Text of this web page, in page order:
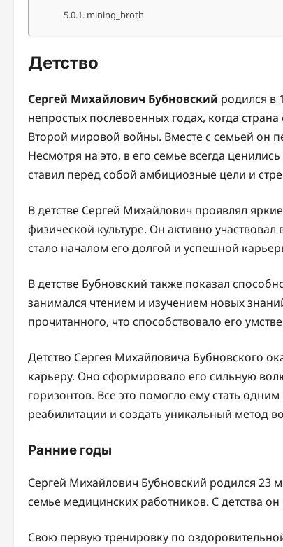
mining_broth
Детство
Сергей Михайлович Бубновский родился в
непростых послевоенных годах, когда
Второй мировой войны. Вместе с семьей он
Несмотря на это, в его семье всегда
ставил перед собой амбициозные цели и
В детстве Сергей Михайлович проявлял
физической культуре. Он активно
стало началом его долгой и успешной
В детстве Бубновский также показал
занимался чтением и изучением новых
прочитанного, что способствовало его
Детство Сергея Михайловича Бубновского
карьеру. Оно сформировало его сильную
горизонтов. Все это помогло ему стать
реабилитации и создать уникальный метод
Ранние годы
Сергей Михайлович Бубновский родился 23
семье медицинских работников. С детства
Свою первую тренировку по